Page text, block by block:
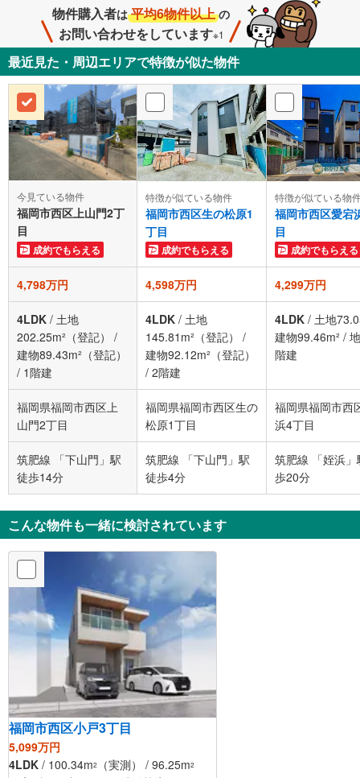
物件購入者は 平均6物件以上 の
お問い合わせをしています※1
最近見た・周辺エリアで特徴が似た物件
今見ている物件
福岡市西区上山門2丁
目
成約でもらえる
特徴が似ている物件
福岡市西区生の松原1
丁目
成約でもらえる
特徴が似ている物
福岡市西区愛宕
目
成約でもらえる
4,798万円 4,598万円 4,299万円
4LDK / 土地
202.25m²（登記）
/
建物89.43m²（登記）
/ 1階建
4LDK / 土地
145.81m²（登記）
/
建物92.12m²（登記）
/ 2階建
4LDK / 土地
建物99.46m² /
階建
福岡県福岡市西区上
山門2丁目
福岡県福岡市西区生の
松原1丁目
福岡県福岡市西
浜4丁目
筑肥線 「下山門」駅
徒歩14分
筑肥線 「下山門」駅
徒歩4分
筑肥線 「姪浜」
歩20分
こんな物件も一緒に検討されています
福岡市西区小戸3丁目
5,099万円
4LDK / 100.34m2 （実測） / 96.25m2